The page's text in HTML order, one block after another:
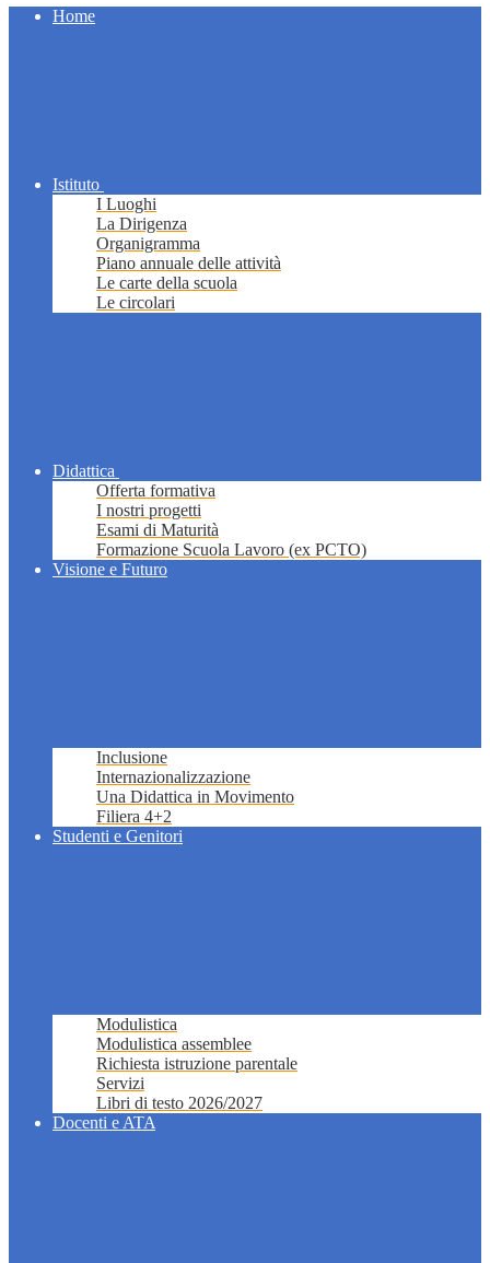
Home
Istituto
I Luoghi
La Dirigenza
Organigramma
Piano annuale delle attività
Le carte della scuola
Le circolari
Didattica
Offerta formativa
I nostri progetti
Esami di Maturità
Formazione Scuola Lavoro (ex PCTO)
Visione e Futuro
Inclusione
Internazionalizzazione
Una Didattica in Movimento
Filiera 4+2
Studenti e Genitori
Modulistica
Modulistica assemblee
Richiesta istruzione parentale
Servizi
Libri di testo 2026/2027
Docenti e ATA